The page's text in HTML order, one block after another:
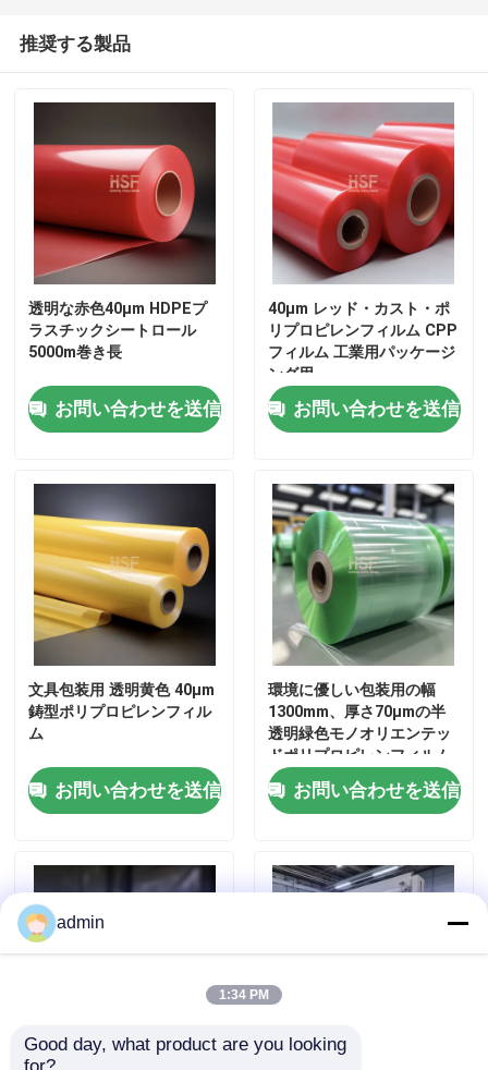
ホーム
ビデオ
企業情報
会社案内
品質管理
見積依頼
高密度ポリエチレンフィルム
低密度ポリエチレンフィルム
推奨する製品
透明な赤色40μm HDPEプ
ラスチックシートロール
5000m巻き長
お問い合わせを送信
40μm レッド・カスト・ポ
リプロピレンフィルム CPP
フィルム 工業用パッケージ
ング用
お問い合わせを送信
文具包装用 透明黄色 40μm
鋳型ポリプロピレンフィル
ム
お問い合わせを送信
環境に優しい包装用の幅
1300mm、厚さ70μmの半
透明緑色モノオリエンテッ
ドポリプロピレンフィルム
お問い合わせを送信
admin
1:34 PM
Good day, what product are you looking